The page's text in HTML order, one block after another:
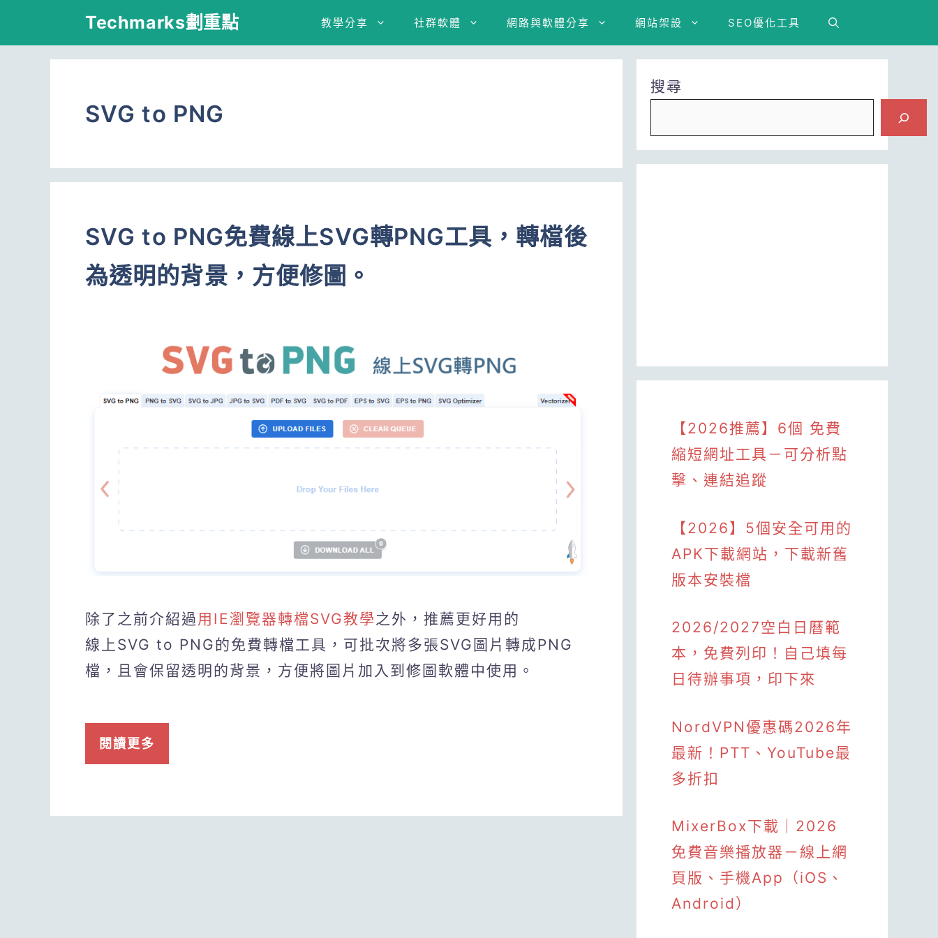
Techmarks劃重點 教學分享 社群軟體 網路與軟體分享 網站架設 SEO優化工具
SVG to PNG
SVG to PNG免費線上SVG轉PNG工具，轉檔後
為透明的背景，方便修圖。
除了之前介紹過 用IE瀏覽器轉檔SVG教學 之外，推薦更好用的
線上SVG to PNG的免費轉檔工具，可批次將多張SVG圖片轉成PNG
檔，且會保留透明的背景，方便將圖片加入到修圖軟體中使用。
閱讀更多
搜尋
【2026推薦】6個 免費
縮短網址工具－可分析點
擊、連結追蹤
【2026】5個安全可用的
APK下載網站，下載新舊
版本安裝檔
2026/2027空白日曆範
本，免費列印！自己填每
日待辦事項，印下來
NordVPN優惠碼2026年
最新！PTT、YouTube最
多折扣
MixerBox下載｜2026
免費音樂播放器－線上網
頁版、手機App（iOS、
Android）